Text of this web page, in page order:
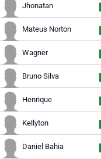
Jhonatan
Mateus Norton
Wagner
Bruno Silva
Henrique
Kellyton
Daniel Bahia